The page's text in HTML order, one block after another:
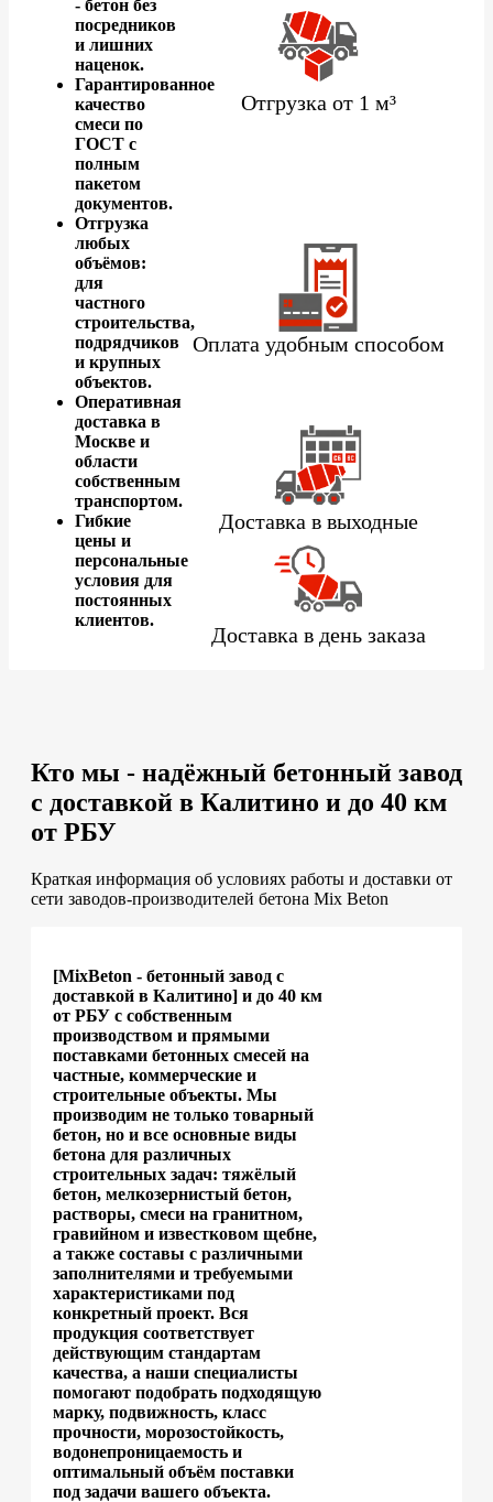
- бетон без
посредников
и лишних
наценок.
Гарантированное
качество
смеси по
ГОСТ с
полным
пакетом
документов.
Отгрузка
любых
объёмов:
для
частного
строительства,
подрядчиков
и крупных
объектов.
Оперативная
доставка в
Москве и
области
собственным
транспортом.
Гибкие
цены и
персональные
условия для
постоянных
клиентов.
Отгрузка от 1 м³
Оплата удобным способом
Доставка в выходные
Доставка в день заказа
Кто мы - надёжный бетонный завод
с доставкой в Калитино и до 40 км
от РБУ
Краткая информация об условиях работы и доставки от
сети заводов-производителей бетона Mix Beton
[MixBeton - бетонный завод с
доставкой в Калитино] и до 40 км
от РБУ с собственным
производством и прямыми
поставками бетонных смесей на
частные, коммерческие и
строительные объекты. Мы
производим не только товарный
бетон, но и все основные виды
бетона для различных
строительных задач: тяжёлый
бетон, мелкозернистый бетон,
растворы, смеси на гранитном,
гравийном и известковом щебне,
а также составы с различными
заполнителями и требуемыми
характеристиками под
конкретный проект. Вся
продукция соответствует
действующим стандартам
качества, а наши специалисты
помогают подобрать подходящую
марку, подвижность, класс
прочности, морозостойкость,
водонепроницаемость и
оптимальный объём поставки
под задачи вашего объекта.